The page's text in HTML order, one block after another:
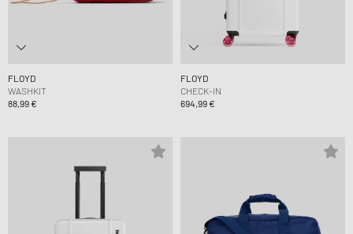
FLOYD
WASHKIT
88,99 €
FLOYD
CHECK-IN
694,99 €